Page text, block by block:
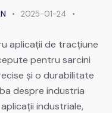
2025-01-24
aplicații de tracțiune
pentru sarcini
și o durabilitate
despre industria
industriale,